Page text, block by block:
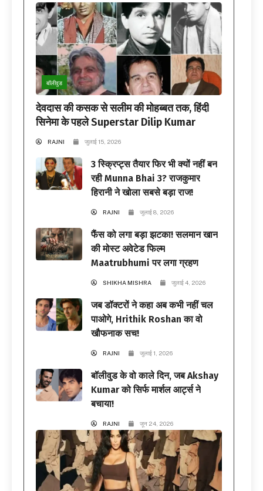
बॉलीवुड
देवदास की कसक से सलीम की मोहब्बत तक, हिंदी
सिनेमा के पहले Superstar Dilip Kumar
RAJNI जुलाई 15, 2026
3 स्क्रिप्ट्स तैयार फिर भी क्यों नहीं बन
रही Munna Bhai 3? राजकुमार
हिरानी ने खोला सबसे बड़ा राज!
RAJNI जुलाई 8, 2026
फैंस को लगा बड़ा झटका! सलमान खान
की मोस्ट अवेटेड फिल्म
Maatrubhumi पर लगा ग्रहण
SHIKHA MISHRA जुलाई 4, 2026
जब डॉक्टरों ने कहा अब कभी नहीं चल
पाओगे, Hrithik Roshan का वो
खौफनाक सच!
RAJNI जुलाई 1, 2026
बॉलीवुड के वो काले दिन, जब Akshay
Kumar को सिर्फ मार्शल आर्ट्स ने
बचाया!
RAJNI जून 24, 2026